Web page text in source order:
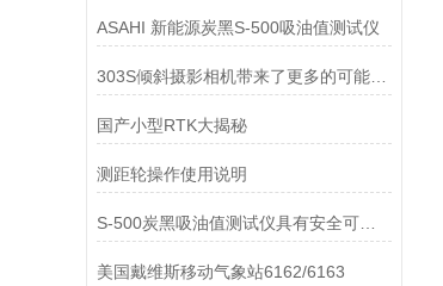
ASAHI 新能源炭黑S-500吸油值测试仪
303S倾斜摄影相机带来了更多的可能性和创作空间
国产小型RTK大揭秘
测距轮操作使用说明
S-500炭黑吸油值测试仪具有安全可靠的设计
美国戴维斯移动气象站6162/6163